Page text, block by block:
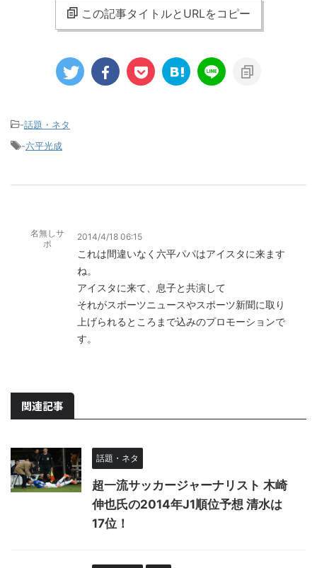
この記事タイトルとURLをコピー
-話題・ネタ
-六平光成
名無しサ
ポ
2014/4/18 06:15
これは間違いなく六平パパはアイスタに来ます
ね。
アイスタに来て、息子と共演して
それがスポーツニュースやスポーツ新聞に取り
上げられるところまで込みのプロモーションで
す。
関連記事
話題・ネタ
超一流サッカージャーナリスト 木崎
伸也氏の2014年J1順位予想 清水は
17位！